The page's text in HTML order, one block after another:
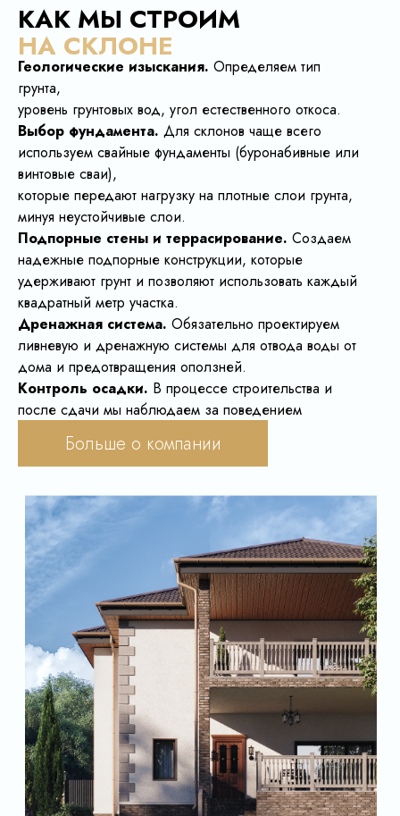
Геологические изыскания. Определяем тип
грунта,
уровень грунтовых вод, угол естественного откоса.
Выбор фундамента. Для склонов чаще всего
используем свайные фундаменты (буронабивные или
винтовые сваи),
которые передают нагрузку на плотные слои грунта,
минуя неустойчивые слои.
Подпорные стены и террасирование. Создаем
надежные подпорные конструкции, которые
удерживают грунт и позволяют использовать каждый
квадратный метр участка.
Дренажная система. Обязательно проектируем
ливневую и дренажную системы для отвода воды от
дома и предотвращения оползней.
Контроль осадки. В процессе строительства и
после сдачи мы наблюдаем за поведением
конструкций.
КАК МЫ СТРОИМ
НА СКЛОНЕ
Больше о компании